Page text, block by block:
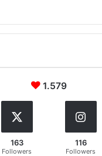
1.579
163
Followers
116
Followers